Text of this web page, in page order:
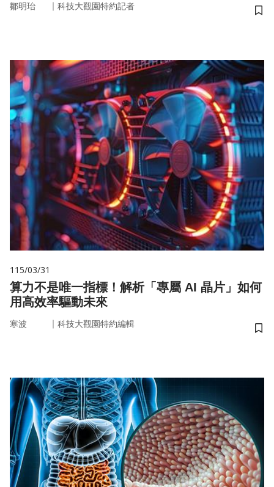
鄒明珆 ｜ 科技大觀園特約記者
儲
115/03/31
算力不是唯一指標！解析「專屬 AI 晶片」如何
用高效率驅動未來
寒波 ｜ 科技大觀園特約編輯
儲